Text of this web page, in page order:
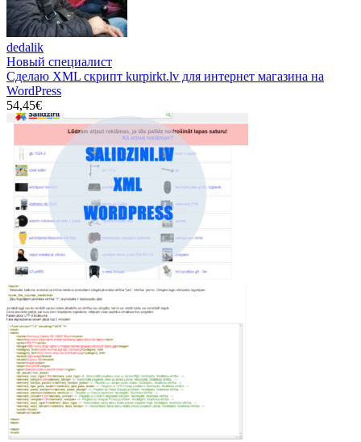
dedalik
Новый специалист
Сделаю XML скрипт kurpirkt.lv для интернет магазина на
WordPress
54,45€